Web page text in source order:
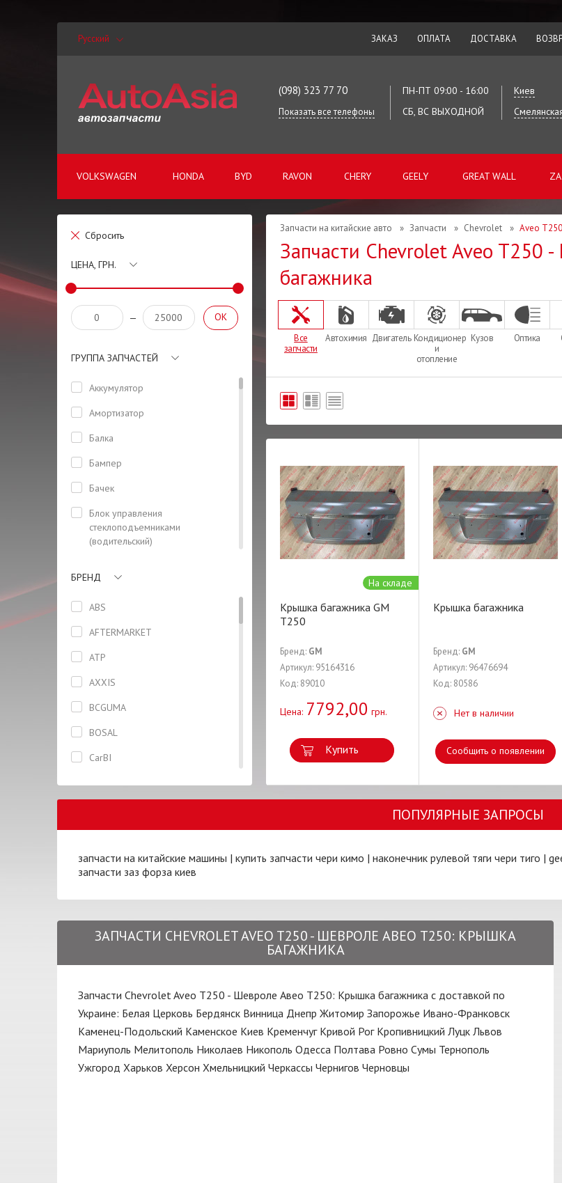
Русский ЗАКАЗ ОПЛАТА ДОСТАВКА
(098) 323 77 70
Показать все телефоны
ПН-ПТ 09:00 - 16:00
СБ, ВС ВЫХОДНОЙ
Киев
VOLKSWAGEN HONDA BYD RAVON CHERY GEELY GREAT WALL
Сбросить
ЦЕНА, ГРН.
— OK
ГРУППА ЗАПЧАСТЕЙ
Аккумулятор
Амортизатор
Балка
Бампер
Бачек
Блок управления
стеклоподъемниками
(водительский)
Диск тормозной
Замок
Капот
Клипса
Колодки
Кольцо
БРЕНД
ABS
AFTERMARKET
ATP
AXXIS
BCGUMA
BOSAL
CarBI
CASTROL
CIFAM
CONTINENTAL
DAYCO
FARE
FISCHER
Запчасти на китайские авто » Запчасти » Chevrolet » Aveo T250
Запчасти Chevrolet Aveo
багажника
Все
запчасти
Автохимия Двигатель Кондиционер
и
отопление
Кузов Оптика
На складе
Крышка багажника GM
T250
Бренд: GM
Артикул: 95164316
Код: 89010
Цена: 7792,00 грн.
Купить
Крышка багажника
Бренд: GM
Артикул: 96476694
Код: 80586
Нет в наличии
Сообщить о появлении
ПОПУЛЯРНЫЕ ЗАПРОСЫ
запчасти на китайские машины | купить запчасти чери кимо | наконечник рулевой тяги чери тиго |
запчасти заз форза киев
ЗАПЧАСТИ CHEVROLET AVEO T250 - ШЕВРОЛЕ АВЕО Т250: КРЫШКА
БАГАЖНИКА
Запчасти Chevrolet Aveo T250 - Шевроле Авео Т250: Крышка багажника с доставкой по
Украине: Белая Церковь Бердянск Винница Днепр Житомир Запорожье Ивано-Франковск
Каменец-Подольский Каменское Киев Кременчуг Кривой Рог Кропивницкий Луцк Львов
Мариуполь Мелитополь Николаев Никополь Одесса Полтава Ровно Сумы Тернополь
Ужгород Харьков Херсон Хмельницкий Черкассы Чернигов Черновцы